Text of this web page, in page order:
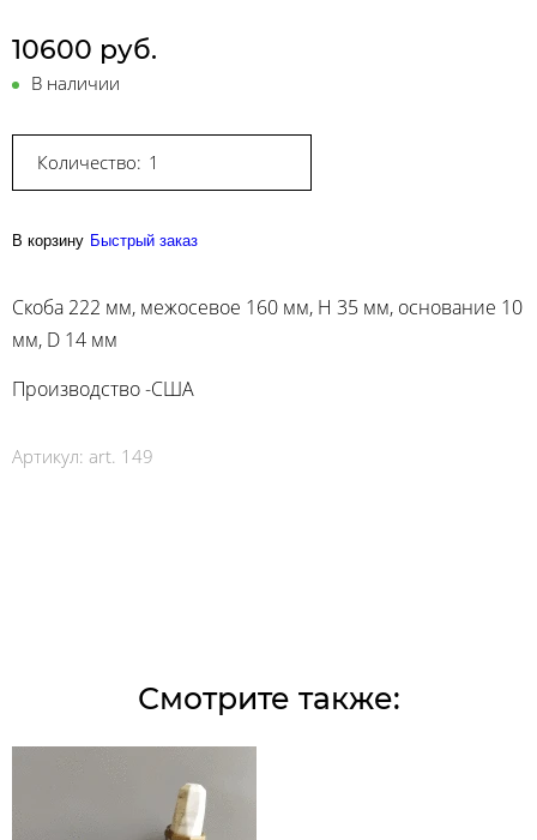
10600 руб.
В наличии
Количество:
В корзину Быстрый заказ
Скоба 222 мм, межосевое 160 мм, Н 35 мм, основание 10
мм, D 14 мм
Производство -США
Артикул: art. 149
Смотрите также: